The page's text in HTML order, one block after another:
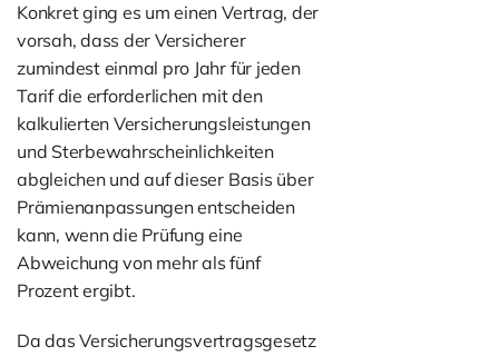
Konkret ging es um einen Vertrag, der
vorsah, dass der Versicherer
zumindest einmal pro Jahr für jeden
Tarif die erforderlichen mit den
kalkulierten Versicherungsleistungen
und Sterbewahrscheinlichkeiten
abgleichen und auf dieser Basis über
Prämienanpassungen entscheiden
kann, wenn die Prüfung eine
Abweichung von mehr als fünf
Prozent ergibt.
Da das Versicherungsvertragsgesetz